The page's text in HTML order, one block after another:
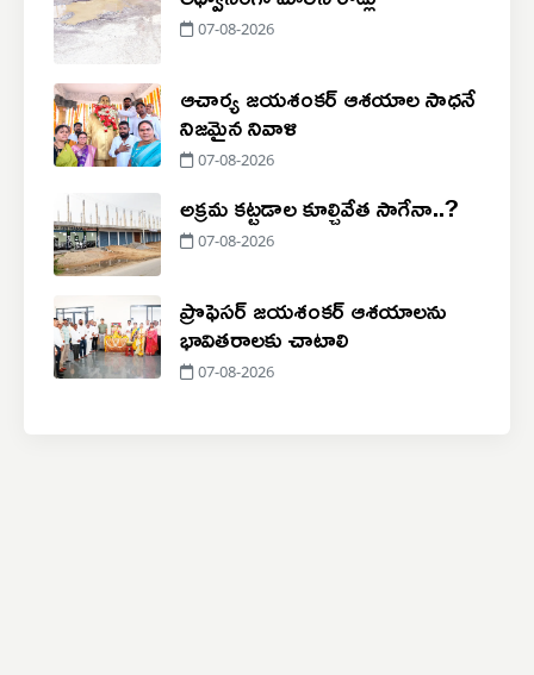
07-08-2026
ఆచార్య జయశంకర్ ఆశయాల సాధనే
నిజమైన నివాళి
07-08-2026
అక్రమ కట్టడాల కూల్చివేత సాగేనా..?
07-08-2026
ప్రొఫెసర్ జయశంకర్ ఆశయాలను
భావితరాలకు చాటాలి
07-08-2026